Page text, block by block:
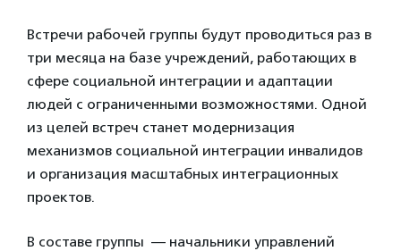
Встречи рабочей группы будут проводиться раз в
три месяца на базе учреждений, работающих в
сфере социальной интеграции и адаптации
людей с ограниченными возможностями. Одной
из целей встреч станет модернизация
механизмов социальной интеграции инвалидов
и организация масштабных интеграционных
проектов.
В составе группы — начальники управлений